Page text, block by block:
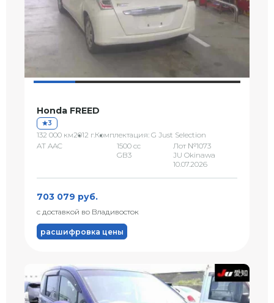
Honda FREED
3
132 000 км2012 г.Комплектация: G Just Selection
AT AAC
1500 сс
GB3
Лот №1073
JU Okinawa
10.07.2026
703 079 руб.
с доставкой во Владивосток
расшифровка цены